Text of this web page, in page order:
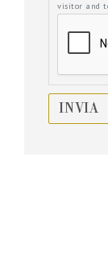
visitor and
INVIA